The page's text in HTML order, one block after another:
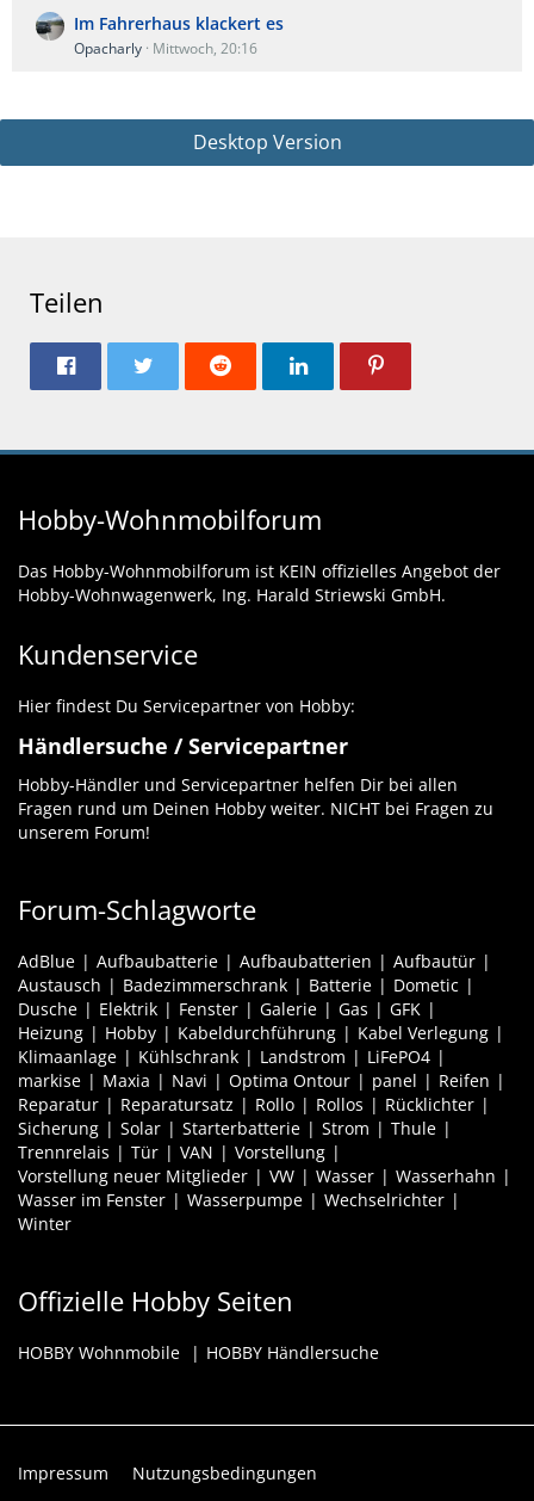
Im Fahrerhaus klackert es
Opacharly Mittwoch, 20:16
Desktop Version
Teilen
Hobby-Wohnmobilforum
Das Hobby-Wohnmobilforum ist KEIN offizielles Angebot der
Hobby-Wohnwagenwerk, Ing. Harald Striewski GmbH.
Kundenservice
Hier findest Du Servicepartner von Hobby:
Händlersuche / Servicepartner
Hobby-Händler und Servicepartner helfen Dir bei allen
Fragen rund um Deinen Hobby weiter. NICHT bei Fragen zu
unserem Forum!
Forum-Schlagworte
AdBlue Aufbaubatterie Aufbaubatterien
Aufbautür
Austausch
Badezimmerschrank Batterie
Dometic
Dusche
Elektrik Fenster Galerie Gas
GFK
Heizung
Hobby Kabeldurchführung
Kabel Verlegung
Klimaanlage
Kühlschrank Landstrom
LiFePO4
markise
Maxia Navi Optima Ontour panel
Reifen
Reparatur
Reparatursatz Rollo Rollos
Rücklichter
Sicherung
Solar Starterbatterie Strom
Thule
Trennrelais
Tür VAN
Vorstellung
Vorstellung neuer Mitglieder
VW Wasser
Wasserhahn
Wasser im Fenster
Wasserpumpe
Wechselrichter
Winter
Offizielle Hobby Seiten
HOBBY Wohnmobile HOBBY Händlersuche
Impressum Nutzungsbedingungen